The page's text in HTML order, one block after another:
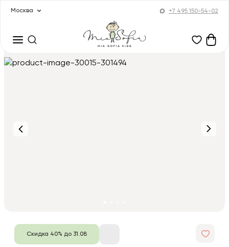
Москва +7 495 150-54-02
Скидка 40% до 31.08